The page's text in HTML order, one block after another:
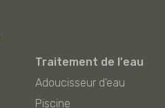
Traitement de l'eau
Adoucisseur d'eau
Piscine